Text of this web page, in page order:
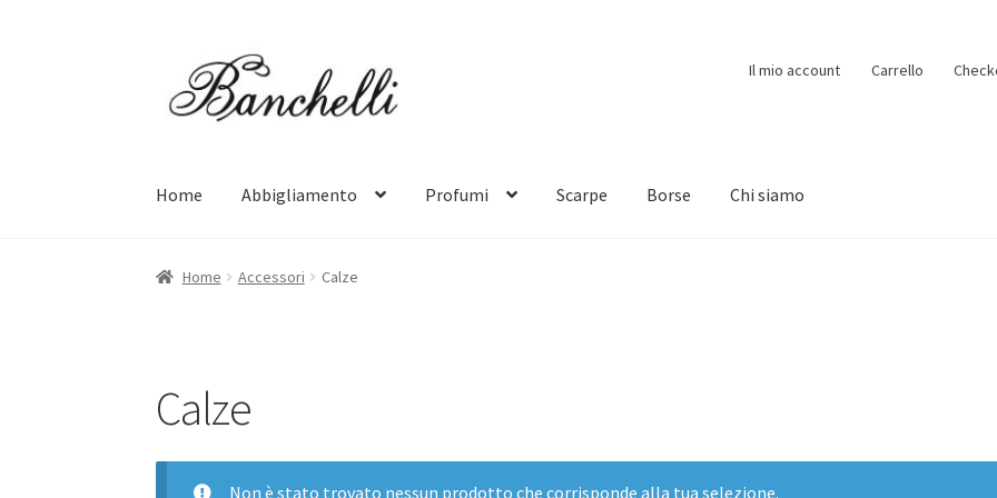
alla
navigazione
contenuto
Il mio account Carrello
Home Abbigliamento Profumi Scarpe Borse Chi siamo
Home Accessori Calze
Calze
Non è stato trovato nessun prodotto che corrisponde alla tua selezione.